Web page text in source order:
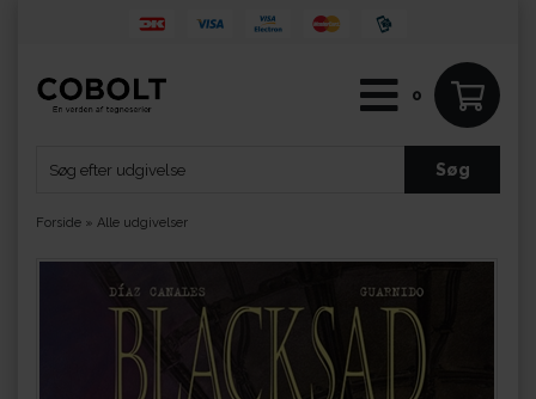
0
Forside » Alle udgivelser